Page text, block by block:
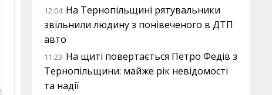
12:04 На Тернопільщині рятувальники
звільнили людину з понівеченого в ДТП
авто
11:23 На щиті повертається Петро Федів з
Тернопільщини: майже рік невідомості
та надії